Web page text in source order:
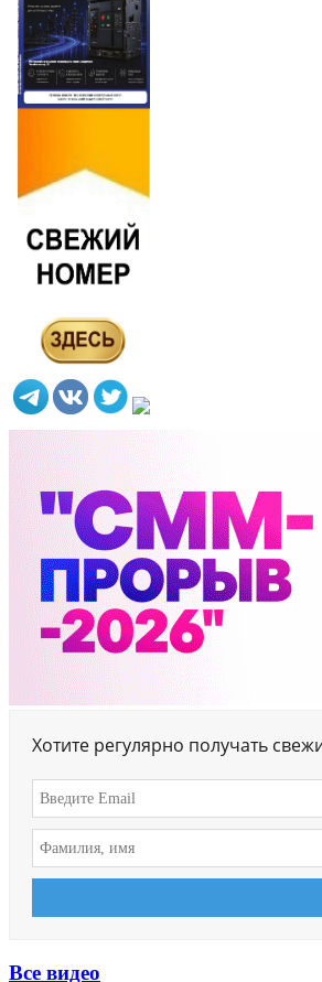
Хотите регулярно получать
Все видео